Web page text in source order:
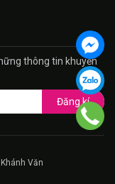
thông tin khuyến
Đăng kí
Văn